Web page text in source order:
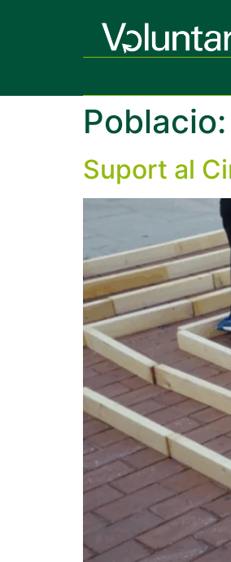
Poblacio:
Suport al